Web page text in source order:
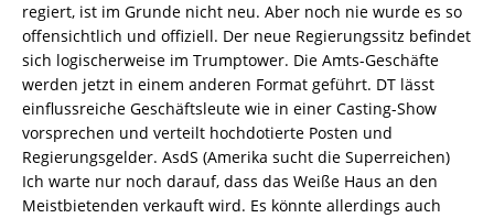
regiert, ist im Grunde nicht neu. Aber noch nie wurde es so
offensichtlich und offiziell. Der neue Regierungssitz befindet
sich logischerweise im Trumptower. Die Amts-Geschäfte
werden jetzt in einem anderen Format geführt. DT lässt
einflussreiche Geschäftsleute wie in einer Casting-Show
vorsprechen und verteilt hochdotierte Posten und
Regierungsgelder. AsdS (Amerika sucht die Superreichen)
Ich warte nur noch darauf, dass das Weiße Haus an den
Meistbietenden verkauft wird. Es könnte allerdings auch